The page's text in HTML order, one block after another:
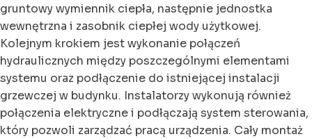
gruntowy wymiennik ciepła, następnie jednostka
wewnętrzna i zasobnik ciepłej wody użytkowej.
Kolejnym krokiem jest wykonanie połączeń
hydraulicznych między poszczególnymi elementami
systemu oraz podłączenie do istniejącej instalacji
grzewczej w budynku. Instalatorzy wykonują również
połączenia elektryczne i podłączają system sterowania,
który pozwoli zarządzać pracą urządzenia. Cały montaż